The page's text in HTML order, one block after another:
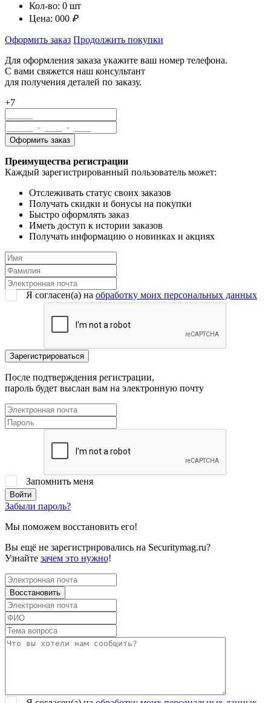
Кол-во: 0 шт
Цена: 000 ₽
Оформить заказ Продолжить покупки
Для оформления заказа укажите ваш номер телефона.
С вами свяжется наш консультант
для получения деталей по заказу.
+7
Преимущества регистрации
Каждый зарегистрированный пользователь может:
Отслеживать статус своих заказов
Получать скидки и бонусы на покупки
Быстро оформлять заказ
Иметь доступ к истории заказов
Получать информацию о новинках и акциях
Я согласен(a) на обработку моих персональных данных
После подтверждения регистрации,
пароль будет выслан вам на электронную почту
Запомнить меня
Забыли пароль?
Мы поможем восстановить его!
Вы ещё не зарегистрировались на Securitymag.ru?
Узнайте зачем это нужно!